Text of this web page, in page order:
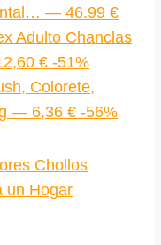
— 46.99 €
Adulto Chanclas
€ -51%
Colorete,
— 6,36 € -56%
Chollos
un Hogar